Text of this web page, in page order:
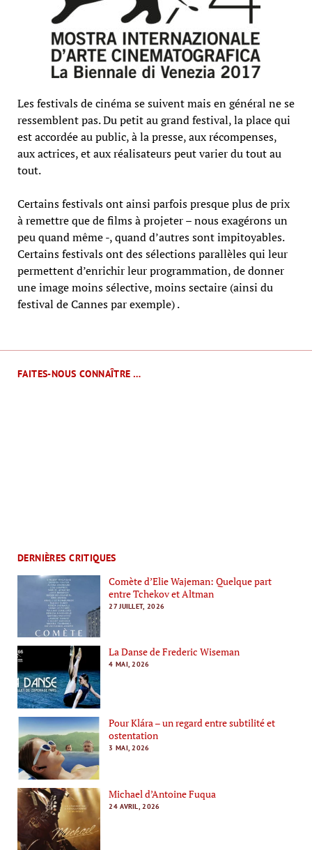
FAITES-NOUS CONNAÎTRE …
DERNIÈRES CRITIQUES
Comète d’Elie Wajeman: Quelque part
entre Tchekov et Altman
27 JUILLET, 2026
La Danse de Frederic Wiseman
4 MAI, 2026
Pour Klára – un regard entre subtilité et
ostentation
3 MAI, 2026
Michael d’Antoine Fuqua
24 AVRIL, 2026
Les festivals de cinéma se suivent mais en général ne se
ressemblent pas. Du petit au grand festival, la place qui
est accordée au public, à la presse, aux récompenses,
aux actrices, et aux réalisateurs peut varier du tout au
tout.
Certains festivals ont ainsi parfois presque plus de prix
à remettre que de films à projeter – nous exagérons un
peu quand même -, quand d’autres sont impitoyables.
Certains festivals ont des sélections parallèles qui leur
permettent d’enrichir leur programmation, de donner
une image moins sélective, moins sectaire (ainsi du
festival de Cannes par exemple) .